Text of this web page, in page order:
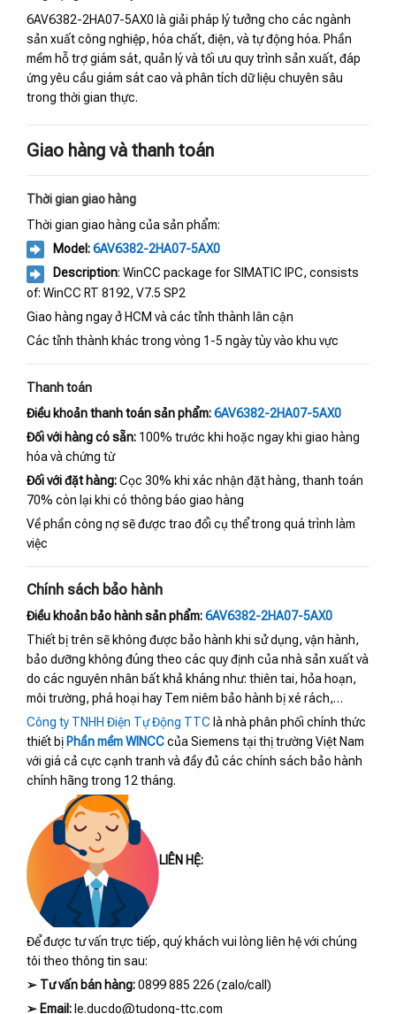
6AV6382-2HA07-5AX0 là giải pháp lý tưởng cho các ngành
sản xuất công nghiệp, hóa chất, điện, và tự động hóa. Phần
mềm hỗ trợ giám sát, quản lý và tối ưu quy trình sản xuất, đáp
ứng yêu cầu giám sát cao và phân tích dữ liệu chuyên sâu
trong thời gian thực.
Giao hàng và thanh toán
Thời gian giao hàng
Thời gian giao hàng của sản phẩm:
Model:6AV6382-2HA07-5AX0
Description: WinCC package for SIMATIC IPC, consists
of: WinCC RT 8192, V7.5 SP2
Giao hàng ngay ở HCM và các tỉnh thành lân cận
Các tỉnh thành khác trong vòng 1-5 ngày tùy vào khu vực
Thanh toán
Điều khoản thanh toán sản phẩm:6AV6382-2HA07-5AX0
Đối với hàng có sẵn: 100% trước khi hoặc ngay khi giao hàng
hóa và chứng từ
Đối với đặt hàng:Cọc 30% khi xác nhận đặt hàng, thanh toán
70% còn lại khi có thông báo giao hàng
Về phần công nợ sẽ được trao đổi cụ thể trong quá trình làm
việc
Chính sách bảo hành
Điều khoản bảo hành sản phẩm:6AV6382-2HA07-5AX0
Thiết bị trên sẽ không được bảo hành khi sử dụng, vận hành,
bảo dưỡng không đúng theo các quy định của nhà sản xuất và
do các nguyên nhân bất khả kháng như: thiên tai, hỏa hoạn,
môi trường, phá hoại hay Tem niêm bảo hành bị xé rách,…
Công ty TNHH Điện Tự Động TTC là nhà phân phối chính thức
thiết bị Phần mềm WINCCcủa Siemens tại thị trường Việt Nam
với giá cả cực cạnh tranh và đầy đủ các chính sách bảo hành
chính hãng trong 12 tháng.
LIÊN HỆ:
Để được tư vấn trực tiếp, quý khách vui lòng liên hệ với chúng
tôi theo thông tin sau:
➢ Tư vấn bán hàng:0899 885 226 (zalo/call)
➢ Email: le.ducdo@tudong-ttc.com